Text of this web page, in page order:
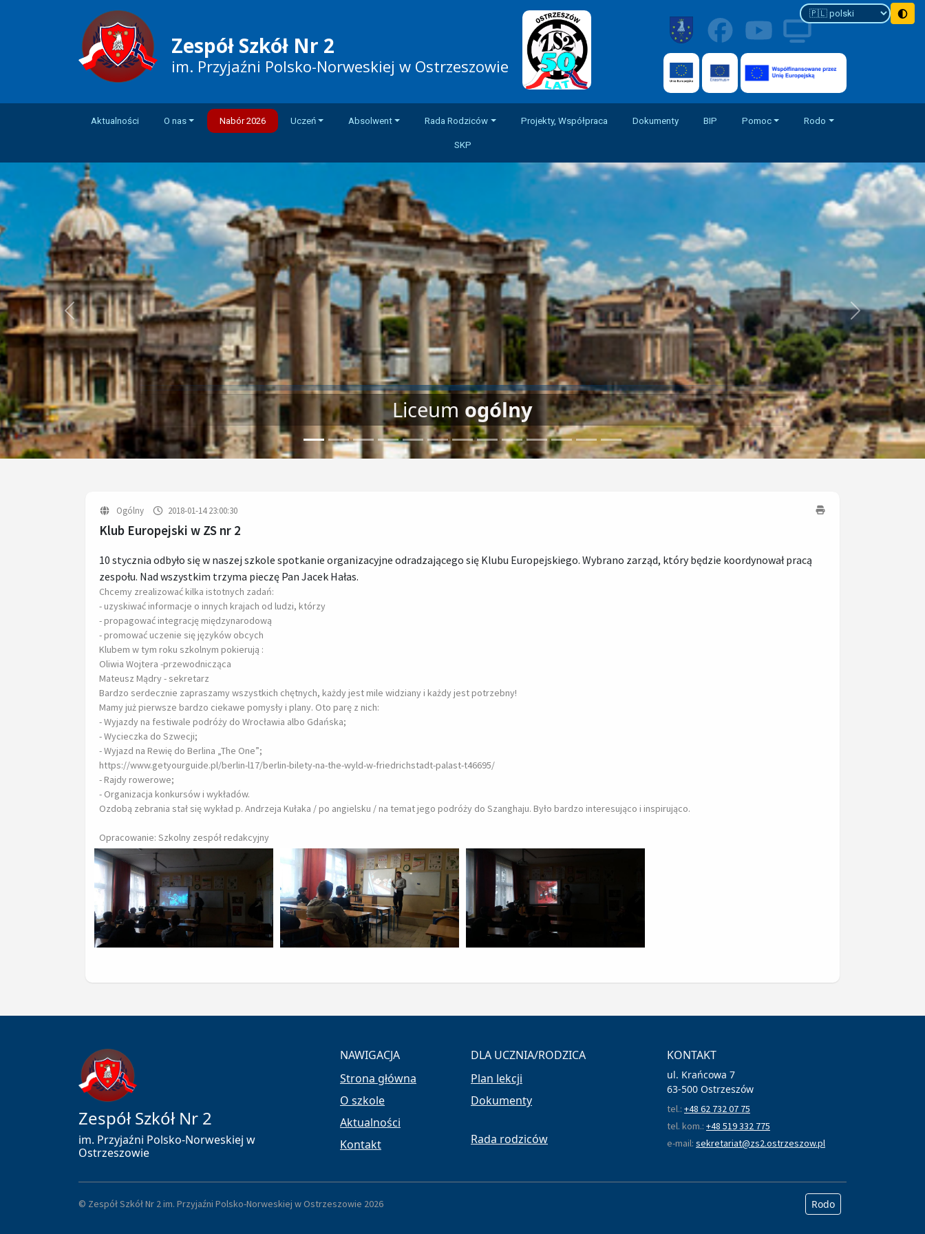
Zespół Szkół Nr 2
im. Przyjaźni Polsko-Norweskiej w Ostrzeszowie
Aktualności O nas Nabór 2026 Uczeń Absolwent Rada Rodziców Projekty, Współpraca Dokumenty BIP Pomoc Rodo
SKP
Liceum ogólny
Previous Next
Ogólny 2018-01-14 23:00:30
Klub Europejski w ZS nr 2
10 stycznia odbyło się w naszej szkole spotkanie organizacyjne odradzającego się Klubu Europejskiego. Wybrano zarząd, który będzie koordynował pracą
zespołu. Nad wszystkim trzyma pieczę Pan Jacek Hałas.
Chcemy zrealizować kilka istotnych zadań:
- uzyskiwać informacje o innych krajach od ludzi, którzy
- propagować integrację międzynarodową
- promować uczenie się języków obcych
Klubem w tym roku szkolnym pokierują :
Oliwia Wojtera -przewodnicząca
Mateusz Mądry - sekretarz
Bardzo serdecznie zapraszamy wszystkich chętnych, każdy jest mile widziany i każdy jest potrzebny!
Mamy już pierwsze bardzo ciekawe pomysły i plany. Oto parę z nich:
- Wyjazdy na festiwale podróży do Wrocławia albo Gdańska;
- Wycieczka do Szwecji;
- Wyjazd na Rewię do Berlina „The One”;
https://www.getyourguide.pl/berlin-l17/berlin-bilety-na-the-wyld-w-friedrichstadt-palast-t46695/
- Rajdy rowerowe;
- Organizacja konkursów i wykładów.
Ozdobą zebrania stał się wykład p. Andrzeja Kułaka / po angielsku / na temat jego podróży do Szanghaju. Było bardzo interesująco i inspirująco.
Opracowanie: Szkolny zespół redakcyjny
Powiększ zdjęcie Powiększ zdjęcie Powiększ zdjęcie
Zespół Szkół Nr 2
im. Przyjaźni Polsko-Norweskiej w
Ostrzeszowie
NAWIGACJA
Strona główna
O szkole
Aktualności
Kontakt
DLA UCZNIA/RODZICA
Plan lekcji
Dokumenty
Rada rodziców
KONTAKT
ul. Krańcowa 7
63-500 Ostrzeszów
tel.: +48 62 732 07 75
tel. kom.: +48 519 332 775
e-mail: sekretariat@zs2.ostrzeszow.pl
© Zespół Szkół Nr 2 im. Przyjaźni Polsko-Norweskiej w Ostrzeszowie 2026 Rodo